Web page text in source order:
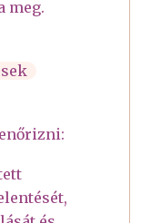
meg.